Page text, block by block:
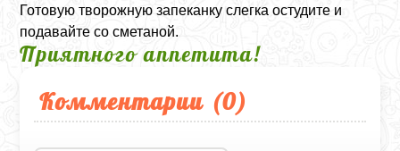
Готовую творожную запеканку слегка остудите и
подавайте со сметаной.
Приятного аппетита!
Комментарии (0)